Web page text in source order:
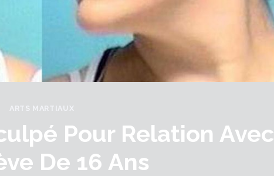
ARTS MARTIAUX
Pour Relation Avec
De 16 Ans